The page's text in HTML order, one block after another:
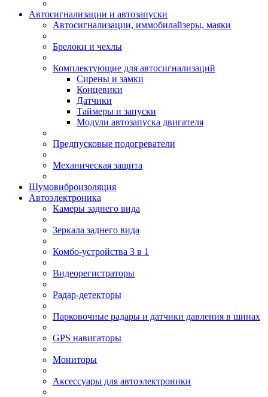
Автосигнализации и автозапуски
Автосигнализации, иммобилайзеры, маяки
Брелоки и чехлы
Комплектующие для автосигнализаций
Сирены и замки
Концевики
Датчики
Таймеры и запуски
Модули автозапуска двигателя
Предпусковые подогреватели
Механическая защита
Шумовиброизоляция
Автоэлектроника
Камеры заднего вида
Зеркала заднего вида
Комбо-устройства 3 в 1
Видеорегистраторы
Радар-детекторы
Парковочные радары и датчики давления в шинах
GPS навигаторы
Мониторы
Аксессуары для автоэлектроники